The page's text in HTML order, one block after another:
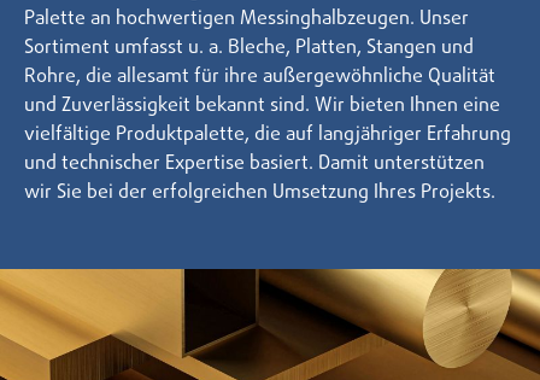
Palette an hochwertigen Messinghalbzeugen. Unser
Sortiment umfasst u. a. Bleche, Platten, Stangen und
Rohre, die allesamt für ihre außergewöhnliche Qualität
und Zuverlässigkeit bekannt sind. Wir bieten Ihnen eine
vielfältige Produktpalette, die auf langjähriger Erfahrung
und technischer Expertise basiert. Damit unterstützen
wir Sie bei der erfolgreichen Umsetzung Ihres Projekts.